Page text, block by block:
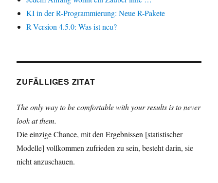
KI in der R-Programmierung: Neue R-Pakete
R-Version 4.5.0: Was ist neu?
ZUFÄLLIGES ZITAT
The only way to be comfortable with your results is to never
look at them.
Die einzige Chance, mit den Ergebnissen [statistischer
Modelle] vollkommen zufrieden zu sein, besteht darin, sie
nicht anzuschauen.